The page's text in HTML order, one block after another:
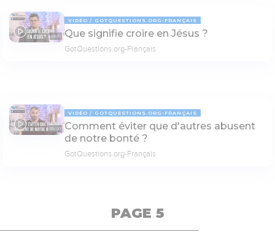
04:10
VIDÉO GOTQUESTIONS.ORG-FRANÇAIS
Que signifie croire en Jésus ?
GotQuestions.org-Français
05:00
VIDÉO GOTQUESTIONS.ORG-FRANÇAIS
Comment éviter que d'autres abusent
de notre bonté ?
GotQuestions.org-Français
PAGE 5